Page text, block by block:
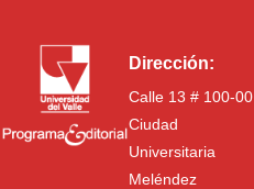
Dirección:
Calle 13 # 100-00
Ciudad
Universitaria
Meléndez